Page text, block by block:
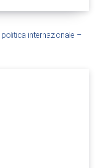
internazionale –